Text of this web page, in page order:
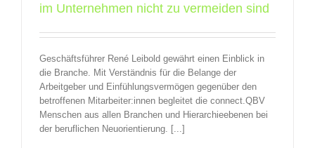
im Unternehmen nicht zu vermeiden sind
Geschäftsführer René Leibold gewährt einen Einblick in
die Branche. Mit Verständnis für die Belange der
Arbeitgeber und Einfühlungsvermögen gegenüber den
betroffenen Mitarbeiter:innen begleitet die connect.QBV
Menschen aus allen Branchen und Hierarchieebenen bei
der beruflichen Neuorientierung. [...]